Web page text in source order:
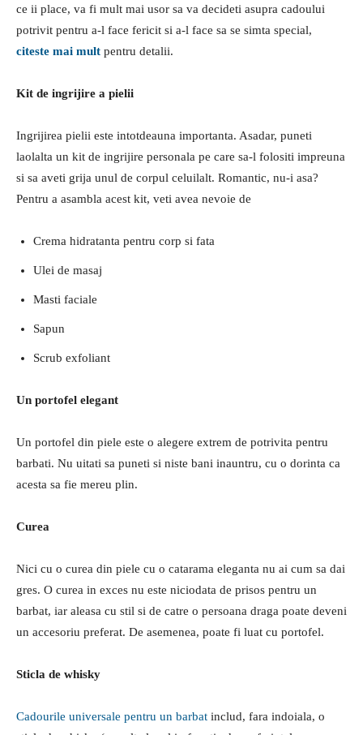
ce ii place, va fi mult mai usor sa va decideti asupra cadoului
potrivit pentru a-l face fericit si a-l face sa se simta special,
citeste mai mult pentru detalii.
Kit de ingrijire a pielii
Ingrijirea pielii este intotdeauna importanta. Asadar, puneti
laolalta un kit de ingrijire personala pe care sa-l folositi impreuna
si sa aveti grija unul de corpul celuilalt. Romantic, nu-i asa?
Pentru a asambla acest kit, veti avea nevoie de
Crema hidratanta pentru corp si fata
Ulei de masaj
Masti faciale
Sapun
Scrub exfoliant
Un portofel elegant
Un portofel din piele este o alegere extrem de potrivita pentru
barbati. Nu uitati sa puneti si niste bani inauntru, cu o dorinta ca
acesta sa fie mereu plin.
Curea
Nici cu o curea din piele cu o catarama eleganta nu ai cum sa dai
gres. O curea in exces nu este niciodata de prisos pentru un
barbat, iar aleasa cu stil si de catre o persoana draga poate deveni
un accesoriu preferat. De asemenea, poate fi luat cu portofel.
Sticla de whisky
Cadourile universale pentru un barbat includ, fara indoiala, o